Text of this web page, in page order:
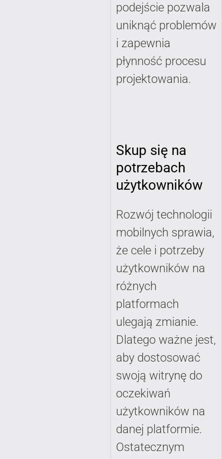
podejście pozwala
uniknąć problemów
i zapewnia
płynność procesu
projektowania.
Skup się na
potrzebach
użytkowników
Rozwój technologii
mobilnych sprawia,
że cele i potrzeby
użytkowników na
różnych
platformach
ulegają zmianie.
Dlatego ważne jest,
aby dostosować
swoją witrynę do
oczekiwań
użytkowników na
danej platformie.
Ostatecznym